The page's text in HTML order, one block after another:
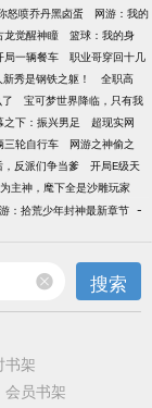
怒喷乔丹黑卤蛋
网游：我的
龙觉醒神瞳
篮球：我的身
局一辆餐车
职业哥穿回十几
秀是钢铁之躯！
全职高
宝可梦世界降临，只有我
之下：振兴男足
超现实网
三轮自行车
网游之神偷之
反派们争当爹
开局E级天
主神，麾下全是沙雕玩家
：拾荒少年封神最新章节 -
搜索
书架
会员书架